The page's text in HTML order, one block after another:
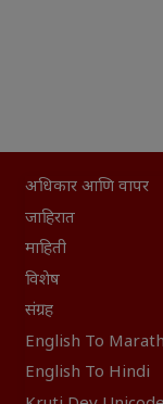
अधिकार आणि वापर
जाहिरात
माहिती
विशेष
संग्रह
English To
English To Hindi